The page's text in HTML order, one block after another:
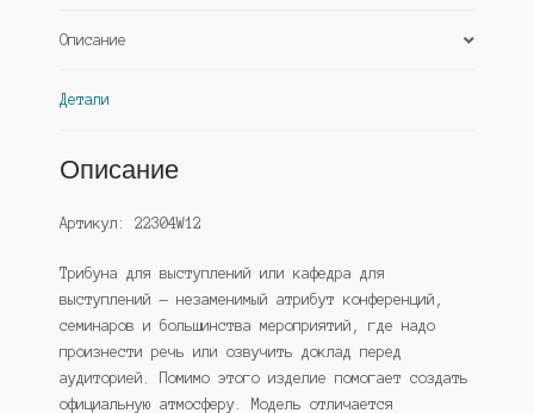
Описание
Детали
Описание
Артикул: 22304W12
Трибуна для выступлений или кафедра для
выступлений — незаменимый атрибут конференций,
семинаров и большинства мероприятий, где надо
произнести речь или озвучить доклад перед
аудиторией. Помимо этого изделие помогает создать
официальную атмосферу. Модель отличается